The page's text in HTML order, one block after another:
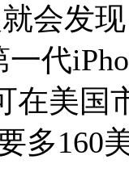
会发
一代
在美国
多160